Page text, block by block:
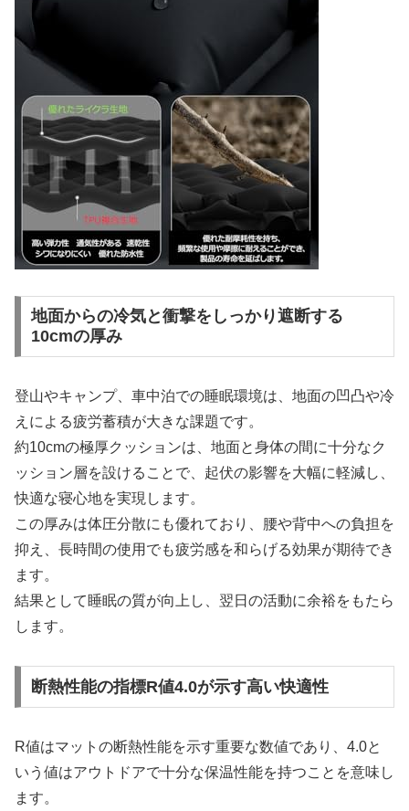
地面からの冷気と衝撃をしっかり遮断する
10cmの厚み
登山やキャンプ、車中泊での睡眠環境は、地面の凹凸や冷
えによる疲労蓄積が大きな課題です。
約10cmの極厚クッションは、地面と身体の間に十分なク
ッション層を設けることで、起伏の影響を大幅に軽減し、
快適な寝心地を実現します。
この厚みは体圧分散にも優れており、腰や背中への負担を
抑え、長時間の使用でも疲労感を和らげる効果が期待でき
ます。
結果として睡眠の質が向上し、翌日の活動に余裕をもたら
します。
断熱性能の指標R値4.0が示す高い快適性
R値はマットの断熱性能を示す重要な数値であり、4.0と
いう値はアウトドアで十分な保温性能を持つことを意味し
ます。